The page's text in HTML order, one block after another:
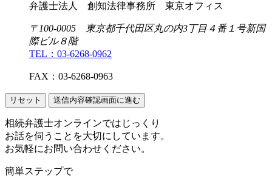
弁護士法人 創知法律事務所 東京オフィス
〒100-0005 東京都千代田区丸の内3丁目４番１号新国
際ビル８階
TEL：03-6268-0962
FAX：03-6268-0963
送信内容確認画面に進む
相続弁護士オンラインではじっくり
お話を伺うことを大切にしています。
お気軽にお問い合わせください。
簡単ステップで